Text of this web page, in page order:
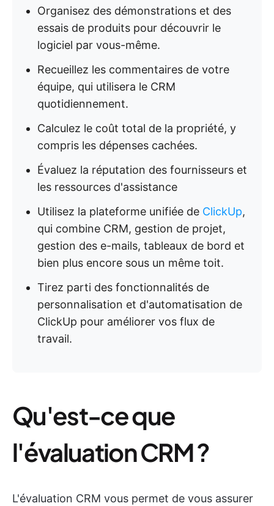
Organisez des démonstrations et des
essais de produits pour découvrir le
logiciel par vous-même.
Recueillez les commentaires de votre
équipe, qui utilisera le CRM
quotidiennement.
Calculez le coût total de la propriété, y
compris les dépenses cachées.
Évaluez la réputation des fournisseurs et
les ressources d'assistance
Utilisez la plateforme unifiée de ClickUp,
qui combine CRM, gestion de projet,
gestion des e-mails, tableaux de bord et
bien plus encore sous un même toit.
Tirez parti des fonctionnalités de
personnalisation et d'automatisation de
ClickUp pour améliorer vos flux de
travail.
Qu'est-ce que
l'évaluation CRM ?
L'évaluation CRM vous permet de vous assurer